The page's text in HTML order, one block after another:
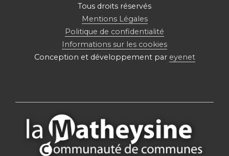
Tous droits réservés
Mentions Légales
Politique de confidentialité
Informations sur les cookies
Conception et développement par eyenet